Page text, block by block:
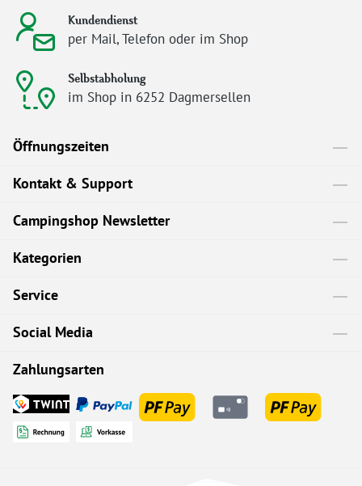
Kundendienst
per Mail, Telefon oder im Shop
Selbstabholung
im Shop in 6252 Dagmersellen
Öffnungszeiten
Kontakt & Support
Campingshop Newsletter
Kategorien
Service
Social Media
Zahlungsarten